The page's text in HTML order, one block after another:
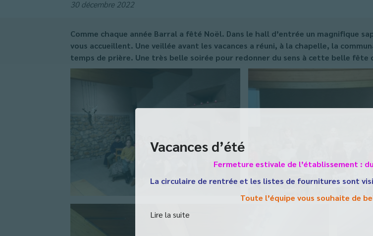
Vacances d’été
Fermeture estivale de l’établissement :
La circulaire de rentrée et les listes de fournitures sont
Toute l’équipe vous souhaite de
Lire la suite
30 décembre 2022
Comme chaque année Barral a fêté Noël. Dans le hall d’entrée un magnifique
vous accueillent. Une veillée avant les vacances a réuni, à la chapelle, la
temps de prière. Une très belle soirée pour redonner du sens à cette belle fête